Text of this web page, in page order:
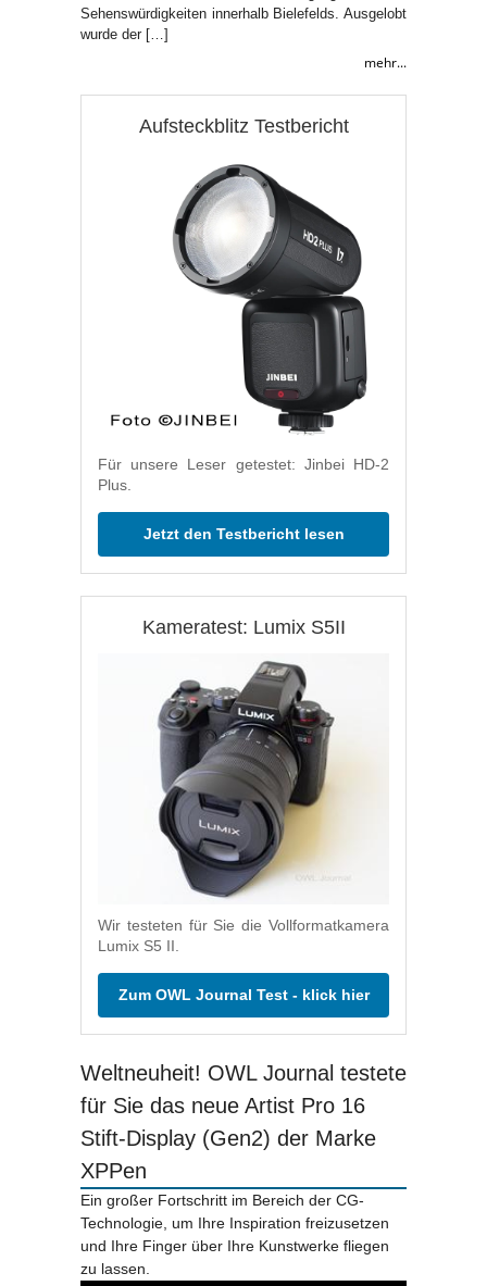
Sehenswürdigkeiten innerhalb Bielefelds. Ausgelobt
wurde der […]
mehr...
Aufsteckblitz Testbericht
Für unsere Leser getestet: Jinbei HD-2
Plus.
Jetzt den Testbericht lesen
Kameratest: Lumix S5II
Wir testeten für Sie die Vollformatkamera
Lumix S5 II.
Zum OWL Journal Test - klick hier
Weltneuheit! OWL Journal testete
für Sie das neue Artist Pro 16
Stift-Display (Gen2) der Marke
XPPen
Ein großer Fortschritt im Bereich der CG-
Technologie, um Ihre Inspiration freizusetzen
und Ihre Finger über Ihre Kunstwerke fliegen
zu lassen.